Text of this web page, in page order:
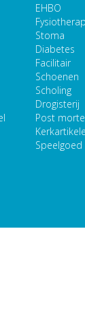
EHBO
Stoma
Diabetes
Facilitair
Schoenen
Scholing
Drogisterij
Post
Speelgoed